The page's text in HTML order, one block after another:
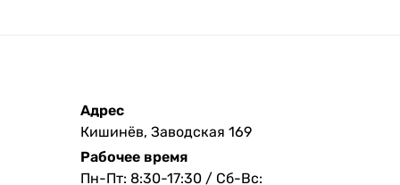
Адрес
Кишинёв, Заводская 169
Рабочее время
Пн-Пт: 8:30-17:30 / Сб-Вс: